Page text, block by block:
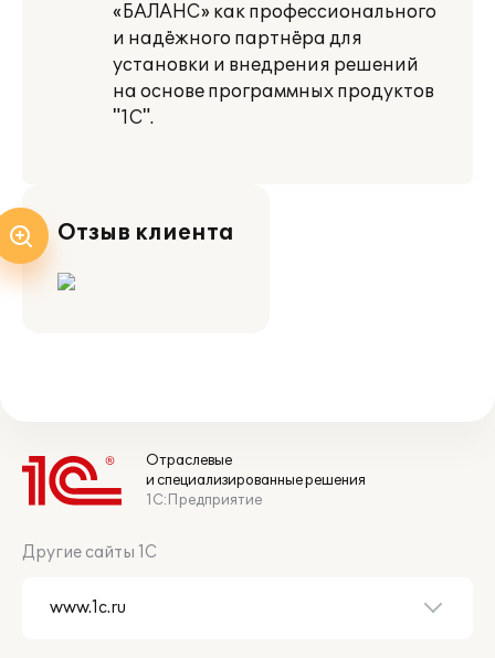
«БАЛАНС» как профессионального
и надёжного партнёра для
установки и внедрения решений
на основе программных продуктов
"1С".
Отзыв клиента
Отраслевые
и специализированные решения
1С:Предприятие
Другие сайты 1С